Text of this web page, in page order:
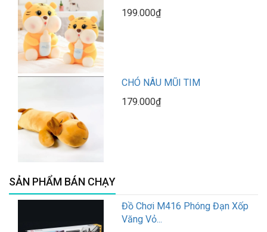
199.000₫
CHÓ NÂU MŨI TIM
179.000₫
SẢN PHẨM BÁN CHẠY
Đồ Chơi M416 Phóng Đạn Xốp
Văng Vỏ...